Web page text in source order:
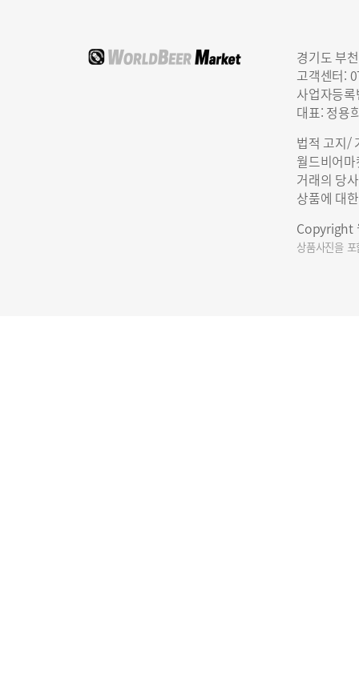
경기도 부
고객센터:
사업자등
대표: 정용
법적 고지/
월드비어
거래의 당
상품에 대
Copyright
상품사진을